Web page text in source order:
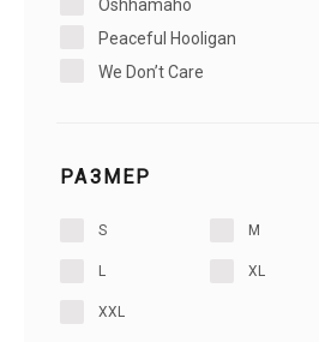
Oshhamaho
Peaceful Hooligan
We Don’t Care
РАЗМЕР
S M
L XL
XXL